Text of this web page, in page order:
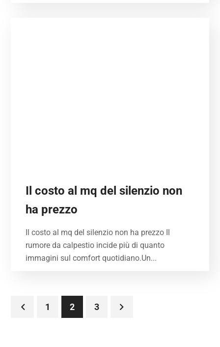
Il costo al mq del silenzio non
ha prezzo
Il costo al mq del silenzio non ha prezzo Il
rumore da calpestio incide più di quanto
immagini sul comfort quotidiano.Un...
1 2 3